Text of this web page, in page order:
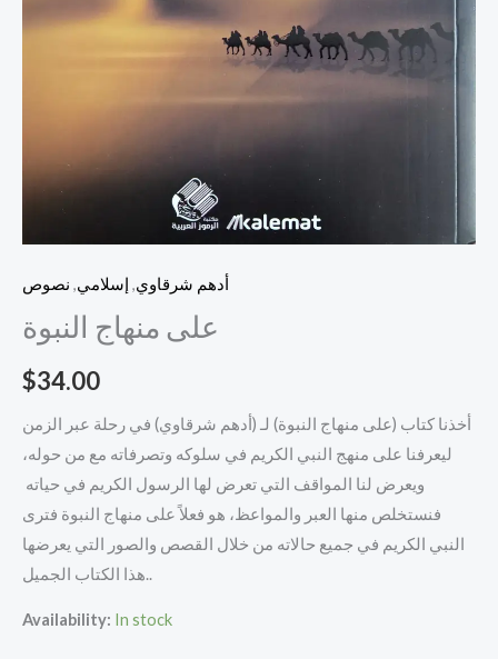
أدهم شرقاوي, إسلامي, نصوص
على منهاج النبوة
$34.00
أخذنا كتاب (على منهاج النبوة) لـ (أدهم شرقاوي) في رحلة عبر الزمن
ليعرفنا على منهج النبي الكريم في سلوكه وتصرفاته مع من حوله،
ويعرض لنا المواقف التي تعرض لها الرسول الكريم في حياته
فنستخلص منها العبر والمواعظ، هو فعلاً على منهاج النبوة فترى
النبي الكريم في جميع حالاته من خلال القصص والصور التي يعرضها
هذا الكتاب الجميل..
Availability: In stock